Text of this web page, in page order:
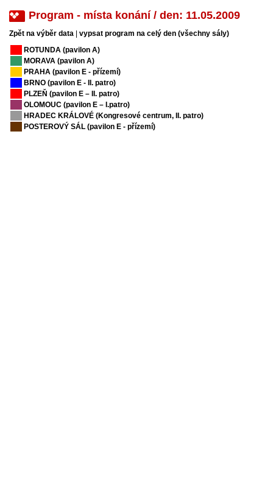
Program - místa konání / den: 11.05.2009
Zpět na výběr data
vypsat program na celý den (všechny sály)
ROTUNDA (pavilon A)
MORAVA (pavilon A)
PRAHA (pavilon E - přízemí)
BRNO (pavilon E - II. patro)
PLZEŇ (pavilon E – II. patro)
OLOMOUC (pavilon E – I.patro)
HRADEC KRÁLOVÉ (Kongresové centrum, II. patro)
POSTEROVÝ SÁL (pavilon E - přízemí)